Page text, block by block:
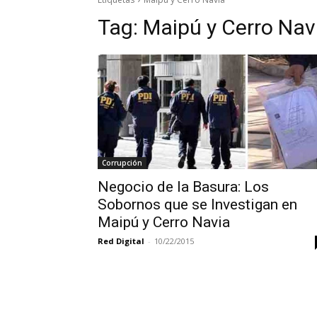
Tag: Maipú y Cerro
Corrupción
Negocio de la Basura: Los
Sobornos que se Investigan en
Maipú y Cerro Navia
Red Digital - 10/22/2015